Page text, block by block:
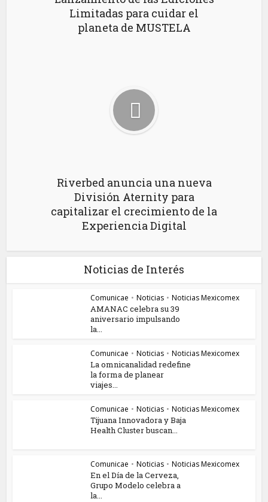
Limitadas para cuidar el
planeta de MUSTELA
Riverbed anuncia una nueva
División Aternity para
capitalizar el crecimiento de la
Experiencia Digital
Noticias de Interés
Comunicae • Noticias • Noticias Mexicomex
AMANAC celebra su 39
aniversario impulsando
la...
Comunicae • Noticias • Noticias Mexicomex
La omnicanalidad redefine
la forma de planear
viajes...
Comunicae • Noticias • Noticias Mexicomex
Tijuana Innovadora y Baja
Health Cluster buscan...
Comunicae • Noticias • Noticias Mexicomex
En el Día de la Cerveza,
Grupo Modelo celebra a
la...